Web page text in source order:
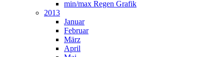
min/max Regen Grafik
2013
Januar
Februar
März
April